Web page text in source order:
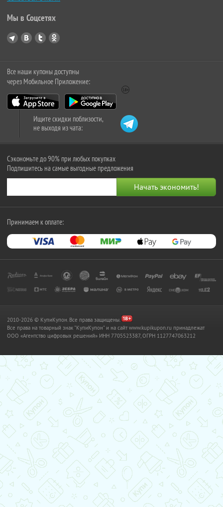
Мы в Соцсетях
Все наши купоны доступны
через Мобильное Приложение:
Ищите скидки поблизости,
не выходя из чата:
Сэкономьте до 90% при любых покупках
Подпишитесь на самые выгодные предложения
Принимаем к оплате:
2010-2026 © КупиКупон. Все права защищены.
Все права на товарный знак "КупиКупон" и на сайт www.kupikupon.ru принадлежат
OOO «Агентство цифровых решений» ИНН 7705523387, ОГРН 1127747063212